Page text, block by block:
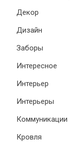
Декор
Дизайн
Заборы
Интересное
Интерьер
Интерьеры
Коммуникации
Кровля